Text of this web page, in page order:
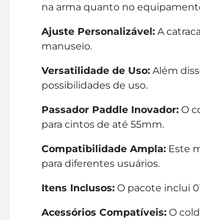
na arma quanto no
Ajuste Personalizável: A
manuseio.
Versatilidade de Uso: Além
possibilidades de uso.
Passador Paddle Inovador: O
para cintos de até 55mm.
Compatibilidade Ampla: Este
para diferentes usuários.
Itens Inclusos: O pacote inclui
Acessórios Compatíveis: O